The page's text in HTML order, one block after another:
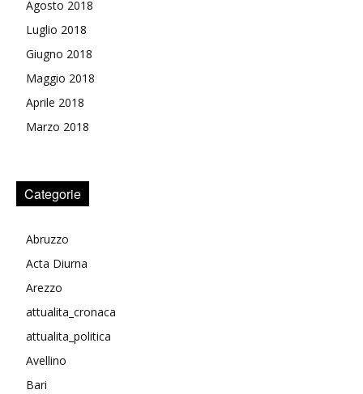
Agosto 2018
Luglio 2018
Giugno 2018
Maggio 2018
Aprile 2018
Marzo 2018
Categorie
Abruzzo
Acta Diurna
Arezzo
attualita_cronaca
attualita_politica
Avellino
Bari